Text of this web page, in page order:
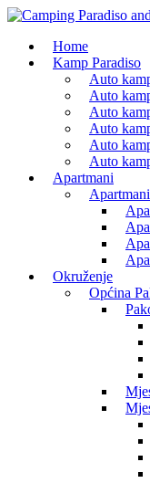
Home
Kamp Paradiso
Auto
Auto
Auto
Auto
Auto
Auto
Apartmani
Okruženje
Općina